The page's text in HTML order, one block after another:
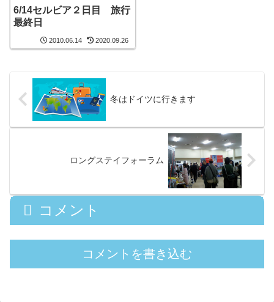
6/14セルビア２日目 旅行
最終日
2010.06.14 2020.09.26
冬はドイツに行きます
ロングステイフォーラム
コメント
コメントを書き込む